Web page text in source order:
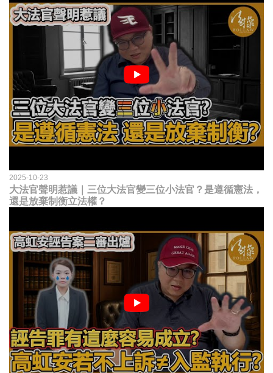
2025-10-23
大法官聲明惹議｜三位大法官變三位小法官？是遵循憲法，
還是放棄制衡立法權？